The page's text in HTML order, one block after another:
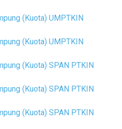
(Kuota) UMPTKIN
(Kuota) UMPTKIN
(Kuota) SPAN PTKIN
(Kuota) SPAN PTKIN
(Kuota) SPAN PTKIN